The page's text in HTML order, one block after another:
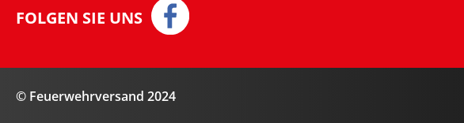
FOLGEN SIE UNS
© Feuerwehrversand 2024